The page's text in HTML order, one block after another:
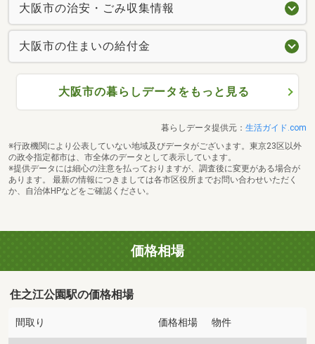
大阪市の治安・ごみ収集情報
大阪市の住まいの給付金
大阪市の暮らしデータをもっと見る
暮らしデータ提供元： 生活ガイド.com
※行政機関により公表していない地域及びデータがございます。東京23区以外
の政令指定都市は、市全体のデータとして表示しています。
※提供データには細心の注意を払っておりますが、調査後に変更がある場合が
あります。 最新の情報につきましては各市区役所までお問い合わせいただく
か、自治体HPなどをご確認ください。
価格相場
住之江公園駅の価格相場
間取り 価格相場 物件